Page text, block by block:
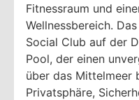
Fitnessraum und
Wellnessbereich.
Social Club auf der
Pool, der einen
über das Mittelmeer
Privatsphäre,